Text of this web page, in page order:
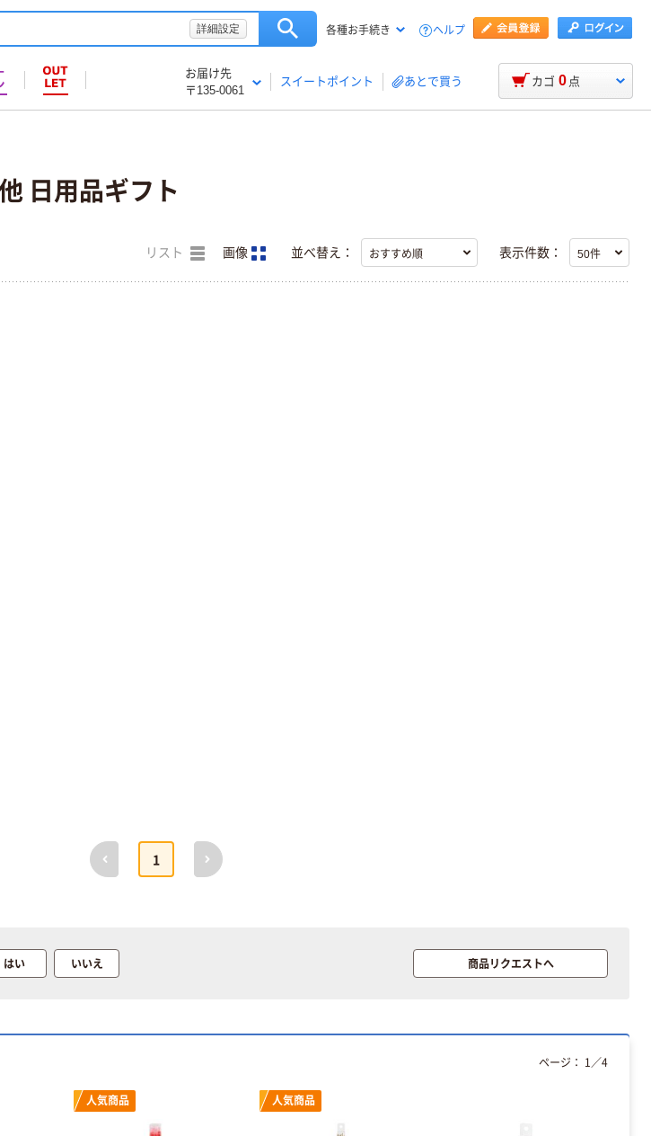
詳細設定 各種お手続き ヘルプ
お届け先
〒135-0061
スイートポイント あとで買う カゴ 0 点
日用品ギフト
リスト 画像 並べ替え： 表示件数：
前へ
1
次へ
はい いいえ 商品リクエストへ
人気商品 人気商品
ページ： 1 ／4